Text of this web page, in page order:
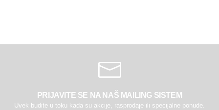
PRIJAVITE SE NA NAŠ MAILING SISTEM
Uvek budite u toku kada su akcije, rasprodaje ili specijalne ponude.